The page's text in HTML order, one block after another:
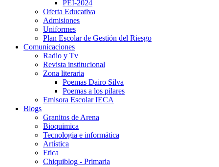
PEI-2024
Oferta Educativa
Admisiones
Uniformes
Plan Escolar de Gestión del Riesgo
Comunicaciones
Radio y Tv
Revista institucional
Zona literaria
Poemas Dairo Silva
Poemas a los pilares
Emisora Escolar IECA
Blogs
Granitos de Arena
Bioquimica
Tecnologia e informática
Artística
Etica
Chiquiblog - Primaria